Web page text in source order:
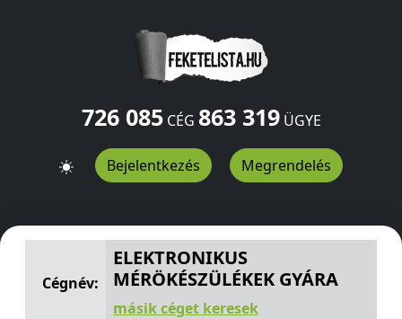
726 085CÉG 863 319ÜGYE
Bejelentkezés Megrendelés
ELEKTRONIKUS MÉRÖKÉSZÜLÉKEK GYÁRA
Cziráki u 26-
Cégnév:
ELEKTRONIKUS
MÉRÖKÉSZÜLÉKEK GYÁRA
másik céget keresek